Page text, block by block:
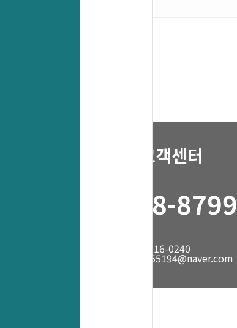
고객센터
1688-8799
fax. 031-316-0240
mail. yes55194@naver.com